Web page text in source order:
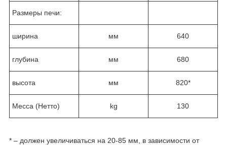
Размеры печи:
ширина мм 640
глубина мм 680
высота мм 820*
Месса (Нетто) kg 130
* – должен увеличиваться на 20-85 мм, в зависимости от